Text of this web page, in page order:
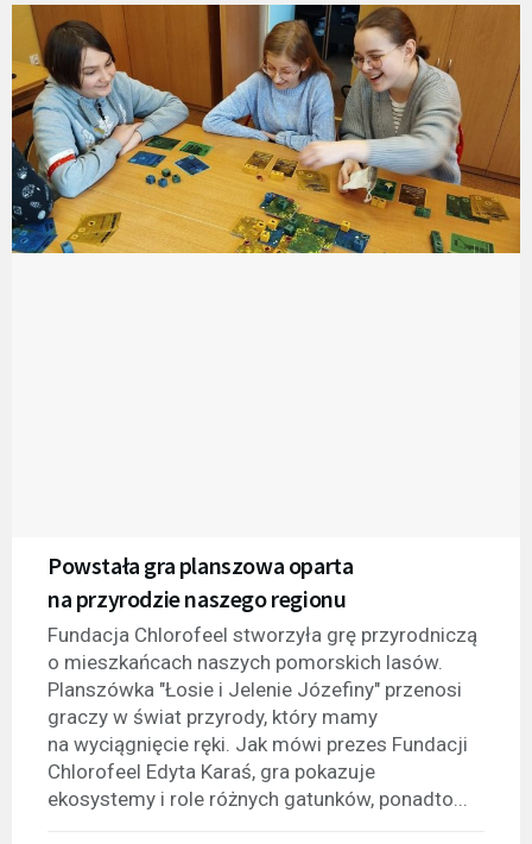
Powstała gra planszowa oparta
na przyrodzie naszego regionu
Fundacja Chlorofeel stworzyła grę przyrodniczą
o mieszkańcach naszych pomorskich lasów.
Planszówka "Łosie i Jelenie Józefiny" przenosi
graczy w świat przyrody, który mamy
na wyciągnięcie ręki. Jak mówi prezes Fundacji
Chlorofeel Edyta Karaś, gra pokazuje
ekosystemy i role różnych gatunków, ponadto...